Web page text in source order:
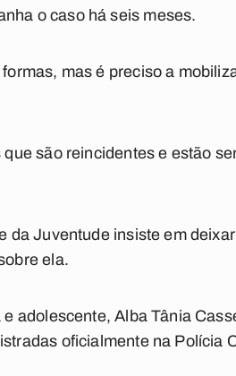
o caso há seis meses.
mas é preciso a
são reincidentes e estão
da Juventude insiste em
ela.
adolescente, Alba Tânia
oficialmente na Polícia